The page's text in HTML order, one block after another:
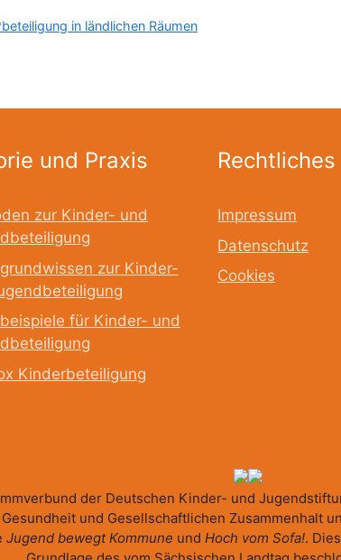
in ländlichen Räumen
und Praxis
zur Kinder- und
zur Kinder-
für Kinder- und
Kinderbeteiligung
Rechtliches
Impressum
Datenschutz
Cookies
der Deutschen Kinder- und
und Gesellschaftlichen Zusammenhalt
Jugend bewegt Kommune und Hoch vom Sofa!.